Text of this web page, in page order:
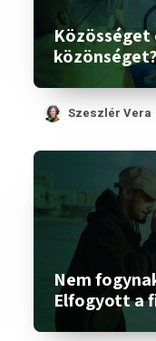
Közösséget
Szeszlér Vera
Nem
Elfogyott a